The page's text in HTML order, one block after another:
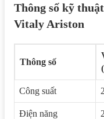
Thông số kỹ
Vitaly Ariston
Thông số
Công suất
Điện năng